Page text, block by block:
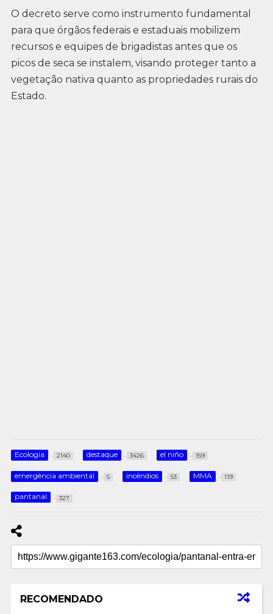
O decreto serve como instrumento fundamental
para que órgãos federais e estaduais mobilizem
recursos e equipes de brigadistas antes que os
picos de seca se instalem, visando proteger tanto a
vegetação nativa quanto as propriedades rurais do
Estado.
Ecologia 2140 destaque 3426 el niño 159
emergência ambiental 5 incêndios 53 MMA 119
pantanal 327
RECOMENDADO